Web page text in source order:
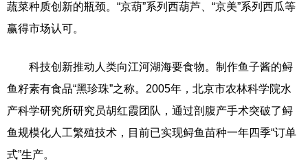
蔬菜种质创新的瓶颈。“京葫”系列西葫芦、“京美”系列西瓜等
赢得市场认可。
科技创新推动人类向江河湖海要食物。制作鱼子酱的鲟
鱼籽素有食品“黑珍珠”之称。2005年，北京市农林科学院水
产科学研究所研究员胡红霞团队，通过剖腹产手术突破了鲟
鱼规模化人工繁殖技术，目前已实现鲟鱼苗种一年四季“订单
式”生产。